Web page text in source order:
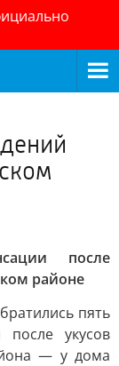
после
районе
пять
укусов
— у дома